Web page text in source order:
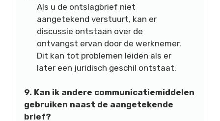
Als u de ontslagbrief niet
aangetekend verstuurt, kan er
discussie ontstaan over de
ontvangst ervan door de werknemer.
Dit kan tot problemen leiden als er
later een juridisch geschil ontstaat.
9. Kan ik andere communicatiemiddelen
gebruiken naast de aangetekende
brief?